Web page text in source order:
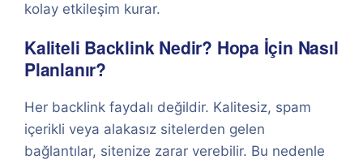
kolay etkileşim kurar.
Kaliteli Backlink Nedir? Hopa İçin Nasıl
Planlanır?
Her backlink faydalı değildir. Kalitesiz, spam
içerikli veya alakasız sitelerden gelen
bağlantılar, sitenize zarar verebilir. Bu nedenle